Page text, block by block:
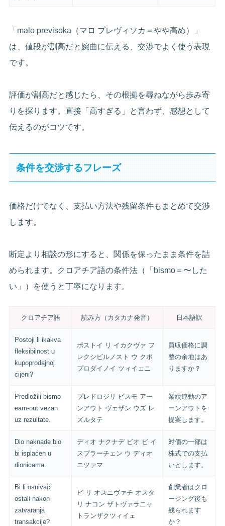
「malo previsoka（マロ プレヴィソカ＝やや高め）」
は、値段が割高だと婉曲に伝える、交渉でよく使う表現
です。
評価が割高だと感じたら、その根拠を尋ねながら歩み寄
りを探ります。直接「高すぎる」と言わず、感想として
伝えるのがコツです。
条件を交渉するフレーズ
価格だけでなく、支払い方法や残留条件もまとめて交渉
します。
断定より相談の形にすると、関係を保ったまま条件を詰
められます。クロアチア語の条件法（「bismo＝〜した
い」）を使うと丁寧になります。
クロアチア語 読み方（カタカナ発音） 日本語訳
Postoji li ikakva
fleksibilnost u
kupoprodajnoj
cijeni?
ポストイ リ イカクヴァ フ
レクシビルノスト ウ クポ
プロダイノイ ツィイェニ
買収価格に調
整の余地はあ
りますか？
Predložili bismo
earn-out vezan
uz rezultate.
プレドロジリ ビスモ アー
ンアウト ヴェザン ウズ レ
ズルタテ
業績連動のア
ーンアウトを
提案します。
Dio naknade bio
bi isplaćen u
dionicama.
ディオ ナクナデ ビオ ビ イ
スプラーチェン ウ ディオ
ニツァマ
対価の一部は
株式での支払
いとします。
Bi li osnivači
ostali nakon
zatvaranja
transakcije?
ビ リ オスニヴァチ オスタ
リ ナコン ザトヴァラニャ
トランザクツィイェ
創業者はクロ
ージング後も
残られます
か？